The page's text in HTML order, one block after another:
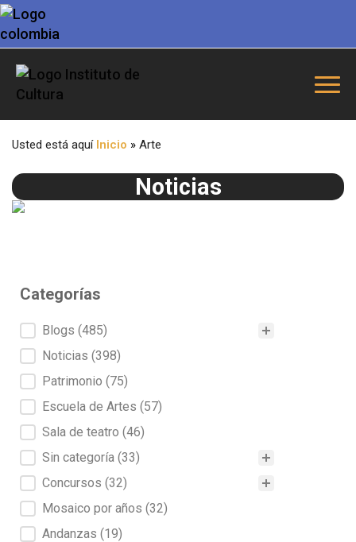
Usted está aquí Inicio » Arte
Noticias
Categorías
Categorías
Blogs (485)
Noticias (398)
Patrimonio (75)
Escuela de Artes (57)
Sala de teatro (46)
Sin categoría (33)
Concursos (32)
Mosaico por años (32)
Andanzas (19)